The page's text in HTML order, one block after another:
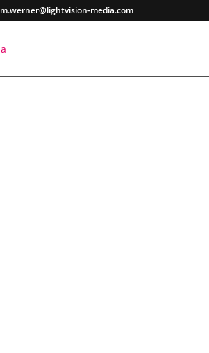
m.werner@lightvision-media.com